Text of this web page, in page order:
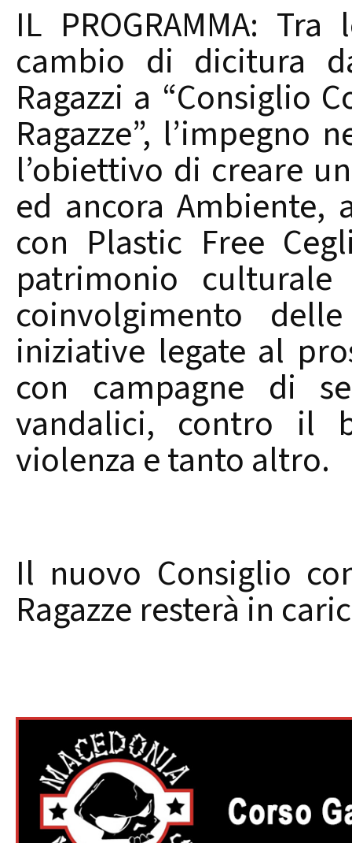
IL PROGRAMMA:
cambio di dicitura
Ragazzi a “Consiglio
Ragazze”, l’impegno
l’obiettivo di creare
ed ancora Ambiente,
con Plastic Free
patrimonio
coinvolgimento
iniziative legate al
con campagne di
vandalici, contro il
violenza e tanto altro.
Il nuovo Consiglio
Ragazze resterà in